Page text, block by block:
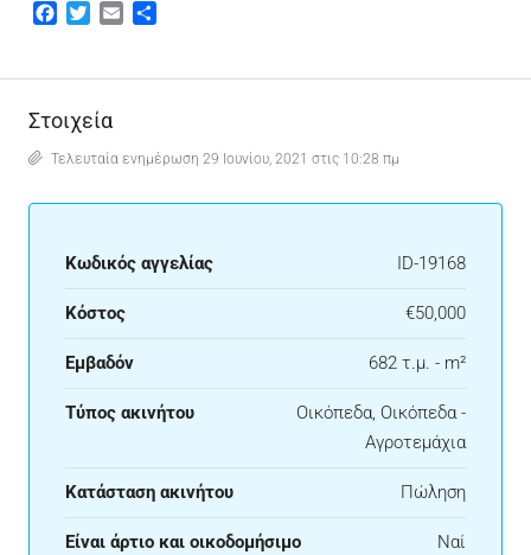
Facebook
TwitterEmail
Στοιχεία
Τελευταία ενημέρωση 29 Ιουνίου, 2021 στις 10:28 πμ
Κωδικός αγγελίας ID-19168
Κόστος €50,000
Εμβαδόν 682 τ.μ. - m²
Τύπος ακινήτου
Οικόπεδα, Οικόπεδα -
Αγροτεμάχια
Κατάσταση ακινήτου Πώληση
Είναι άρτιο και οικοδομήσιμο Ναί